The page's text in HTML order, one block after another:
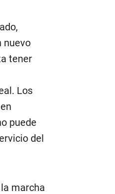
nuevo
tener
Los
puede
del
marcha